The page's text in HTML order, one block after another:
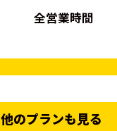
全営業時間
他のプランも見る